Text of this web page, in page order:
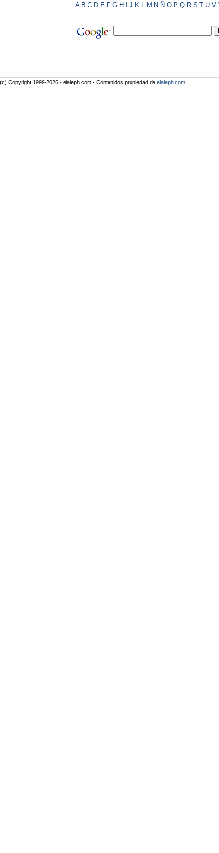
A B C D E F G H I J K L M N Ñ O P Q R S T U V
(c) Copyright 1999-2026 - elaleph.com - Contenidos propiedad de elaleph.com